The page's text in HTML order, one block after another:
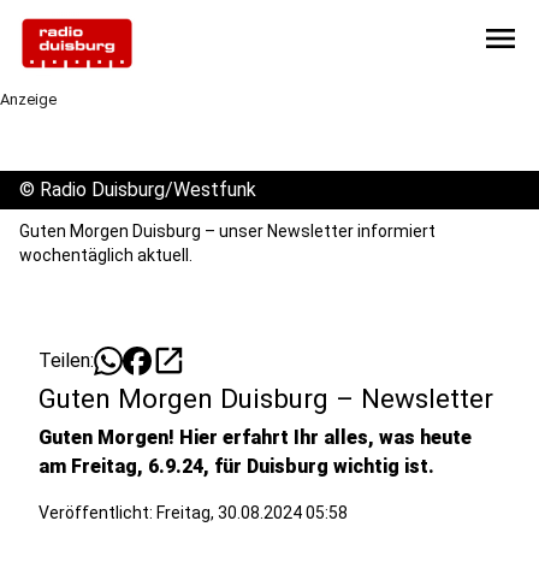
menu
Anzeige
© Radio Duisburg/Westfunk
Guten Morgen Duisburg – unser Newsletter informiert
wochentäglich aktuell.
Teilen: open_in_new
Guten Morgen Duisburg – Newsletter
Guten Morgen! Hier erfahrt Ihr alles, was heute
am Freitag, 6.9.24, für Duisburg wichtig ist.
Veröffentlicht: Freitag, 30.08.2024 05:58